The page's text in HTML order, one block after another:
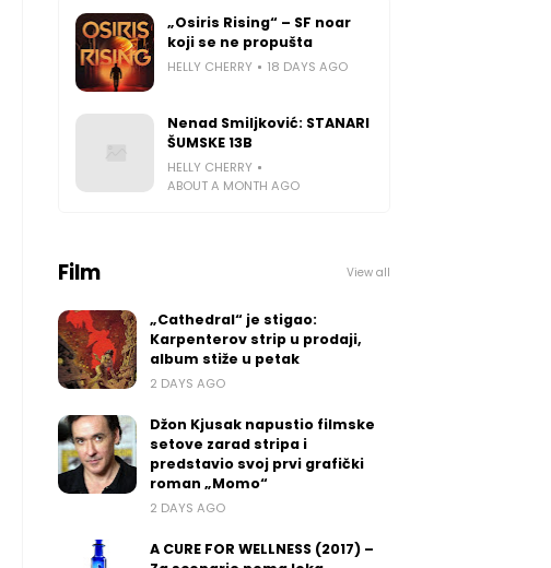
„Osiris Rising“ – SF noar
koji se ne propušta
HELLY CHERRY 18 DAYS AGO
Nenad Smiljković: STANARI
ŠUMSKE 13B
HELLY CHERRY
ABOUT A MONTH AGO
Film View all
„Cathedral“ je stigao:
Karpenterov strip u prodaji,
album stiže u petak
2 DAYS AGO
Džon Kjusak napustio filmske
setove zarad stripa i
predstavio svoj prvi grafički
roman „Momo“
2 DAYS AGO
A CURE FOR WELLNESS (2017) –